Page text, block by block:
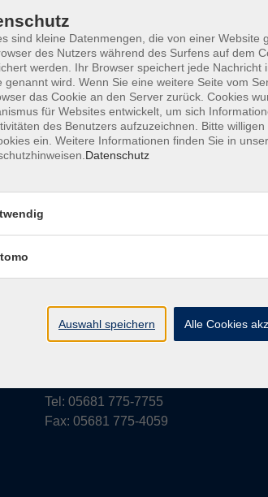
Barrierefreiheit Widerruf
Parkstraße 6
34576 Homberg (Efze)
Tel: 05681 775-7755
Fax: 05681 775-4059
sind kleine Datenmengen, die von einer Website
des Nutzers während des Surfens auf dem
werden. Ihr Browser speichert jede Nachricht
genannt wird. Wenn Sie eine weitere Seite vom
das Cookie an den Server zurück. Cookies
für Websites entwickelt, um sich
des Benutzers aufzuzeichnen. Bitte
ein. Weitere Informationen finden Sie in
Datenschutz
Auswahl speichern Alle Cookies